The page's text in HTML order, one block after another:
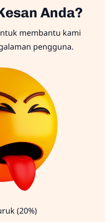
Anda?
membantu kami
pengguna.
(20%)